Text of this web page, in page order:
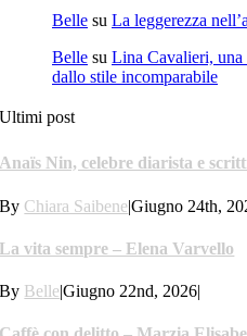
Belle su La leggerezza
Belle su Lina Cavalieri, una
dallo stile incomparabile
Ultimi post
Anaïs Nin, celebre diarista e
By Chiara Saibene|Giugno 24th,
La vita sempre – Elena Varvello
By Belle|Giugno 22nd, 2026|